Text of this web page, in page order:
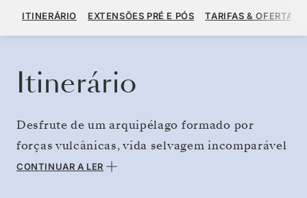
LISTA DE ESPERA
ITINERÁRIO EXTENSÕES PRÉ E PÓS TARIFAS & OFERTAS
Itinerário
Desfrute de um arquipélago formado por
forças vulcânicas, vida selvagem incomparável
e ciência viva diante dos olhos. Esta viagem
CONTINUAR A LER